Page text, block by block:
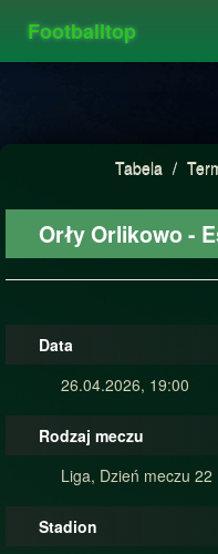
Footballtop
Tabela /
Orły Orlikowo -
Data
26.04.2026, 19:00
Rodzaj meczu
Liga, Dzień meczu 22
Stadion